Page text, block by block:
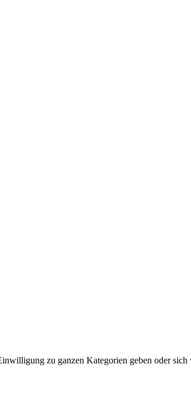
zu ganzen Kategorien geben oder